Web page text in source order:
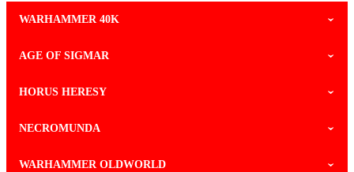
WARHAMMER 40K
AGE OF SIGMAR
HORUS HERESY
NECROMUNDA
WARHAMMER OLDWORLD